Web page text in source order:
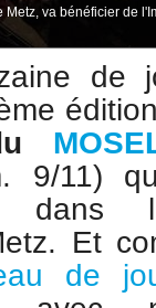
va bénéficier de
de
9/11)
dans
Et
de